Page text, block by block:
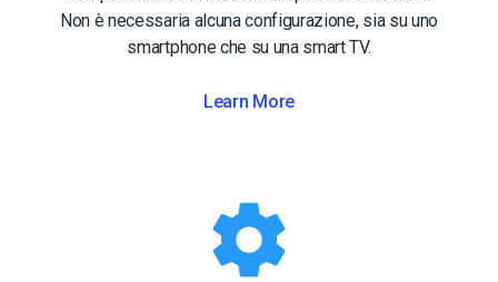
Non è necessaria alcuna configurazione, sia su uno
smartphone che su una smart TV.
Learn More